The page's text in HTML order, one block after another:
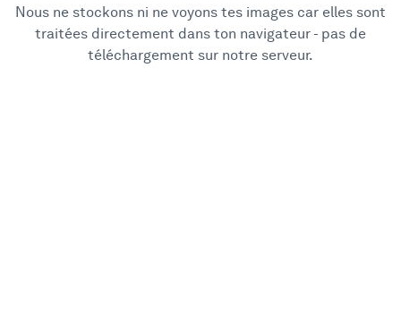
Nous ne stockons ni ne voyons tes images car elles sont
traitées directement dans ton navigateur - pas de
téléchargement sur notre serveur.